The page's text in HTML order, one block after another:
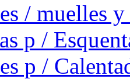
/ muelles
p /
p /